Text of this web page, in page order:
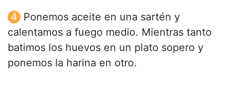
Ponemos aceite en una sartén y
calentamos a fuego medio. Mientras tanto
batimos los huevos en un plato sopero y
ponemos la harina en otro.